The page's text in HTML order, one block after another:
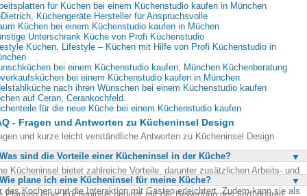
für Küchen bei einem Küchenstudio kaufen in München
Küchengeräte Hersteller für Anspruchsvolle
Küchen bei einem Küchenstudio kaufen in Müchen
Unterschrank Küche von Profi Küchenstudio
Küchen, Lifestyle – Küchen mit Hilfe von Profi Küchenstudio in
bei einem Küchenstudio kaufen, München Küchenberatung
bei einem Küchenstudio kaufen in München
nach ihren Wünschen bei einem Küchenstudio kaufen
auf Ceran, Cerankochfeld.
für die neue Küche bei einem Küchenstudio kaufen
- Fragen und Antworten zu Kücheninsel Design
und kurze leicht verständliche Antworten zu Kücheninsel Design
Was sind die Vorteile einer Kücheninsel in der Küche?
Kücheninsel bietet zahlreiche Vorteile, darunter zusätzlichen Arbeits- und
der in vielen Küchen oft knapp ist. Sie schafft einen zentralen Punkt,
das Kochen und die Interaktion mit Gästen erleichtert. Zudem kann sie als
Wie plane ich eine Kücheninsel für meine Küche?